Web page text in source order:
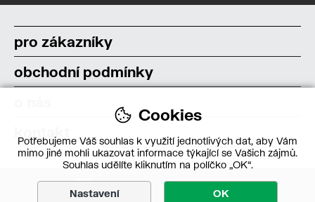
pro zákazníky
obchodní podmínky
Cookies
Potřebujeme Váš souhlas k využití jednotlivých dat, aby Vám
mimo jiné mohli ukazovat informace týkající se Vašich zájmů.
Souhlas udělíte kliknutím na políčko „OK“.
Nastavení OK